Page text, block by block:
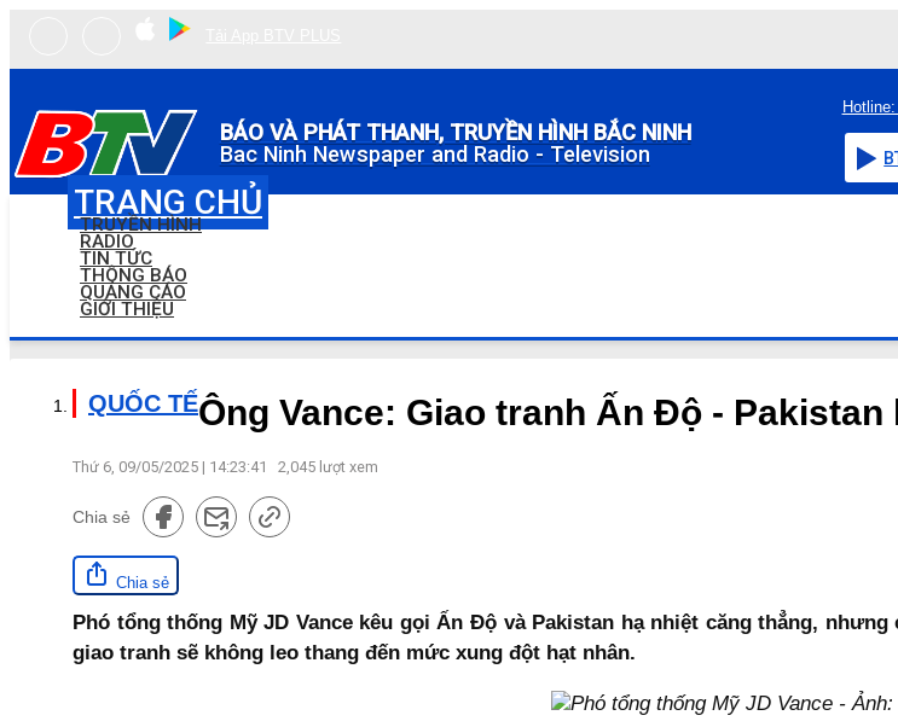
BÁO VÀ PHÁT THANH, TRUYỀN HÌNH BẮC NINH
Bac Ninh Newspaper and Radio - Television
TRANG CHỦ
TRUYỀN HÌNH
RADIO
TIN TỨC
THÔNG BÁO
QUẢNG CÁO
GIỚI THIỆU
QUỐC TẾÔng Vance: Giao tranh Ấn Độ -
Thứ 6, 09/05/2025 | 14:23:41 2,045 lượt xem
Chia sẻ
Chia sẻ
Phó tổng thống Mỹ JD Vance kêu gọi Ấn Độ và Pakistan hạ nhiệt căng thẳng,
giao tranh sẽ không leo thang đến mức xung đột hạt nhân.
Phó tổng thống Mỹ JD Vance - Ảnh: